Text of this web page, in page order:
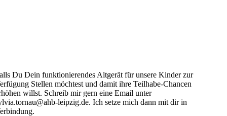
Du Dein funktionierendes Altgerät für unsere Kinder zur
Stellen möchtest und damit ihre Teilhabe-Chancen
willst. Schreib mir gern eine Email unter
leipzig.de. Ich setze mich dann mit dir in